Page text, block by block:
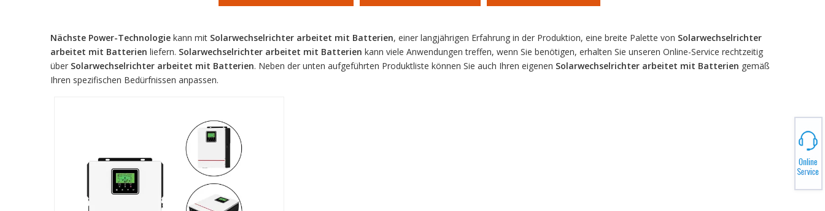
Nächste Power-Technologie kann mit Solarwechselrichter arbeitet mit Batterien, einer langjährigen Erfahrung in der Produktion, eine breite Palette von Solarwechselrichter
arbeitet mit Batterien liefern. Solarwechselrichter arbeitet mit Batterien kann viele Anwendungen treffen, wenn Sie benötigen, erhalten Sie unseren Online-Service rechtzeitig
über Solarwechselrichter arbeitet mit Batterien. Neben der unten aufgeführten Produktliste können Sie auch Ihren eigenen Solarwechselrichter arbeitet mit Batterien gemäß
Ihren spezifischen Bedürfnissen anpassen.